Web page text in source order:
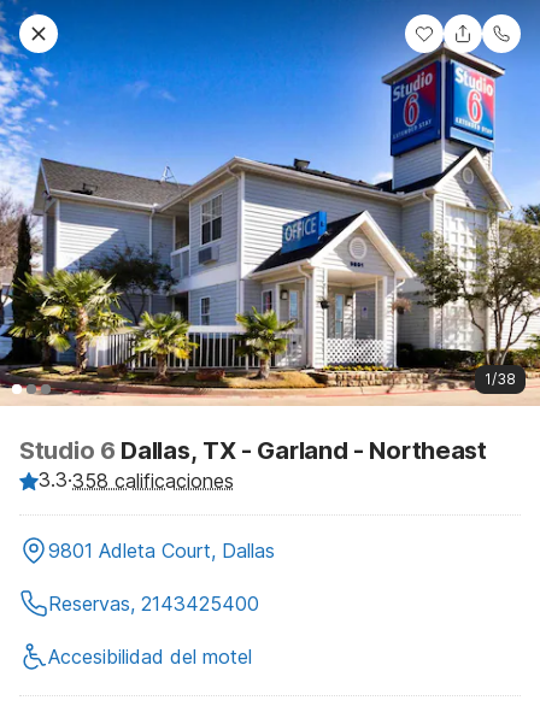
1/38
Studio 6 Dallas, TX - Garland - Northeast
3.3·358 calificaciones
9801 Adleta Court, Dallas
Reservas, 2143425400
Accesibilidad del motel